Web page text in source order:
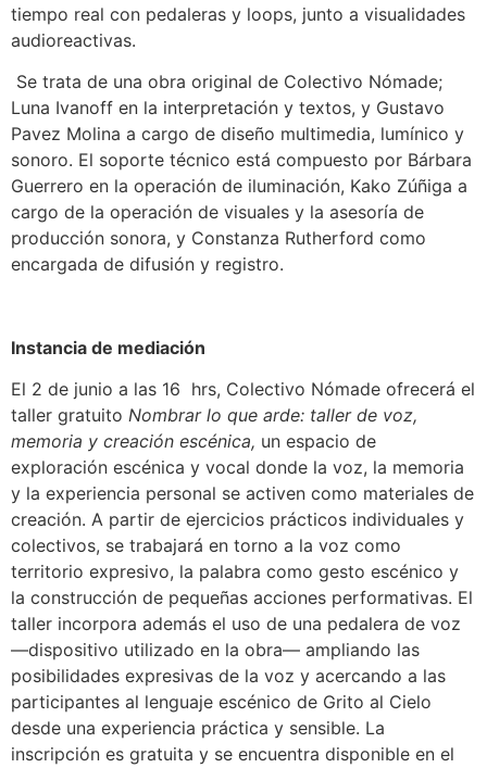
tiempo real con pedaleras y loops, junto a visualidades
audioreactivas.
Se trata de una obra original de Colectivo Nómade;
Luna Ivanoff en la interpretación y textos, y Gustavo
Pavez Molina a cargo de diseño multimedia, lumínico y
sonoro. El soporte técnico está compuesto por Bárbara
Guerrero en la operación de iluminación, Kako Zúñiga a
cargo de la operación de visuales y la asesoría de
producción sonora, y Constanza Rutherford como
encargada de difusión y registro.
Instancia de mediación
El 2 de junio a las 16 hrs, Colectivo Nómade ofrecerá el
taller gratuito Nombrar lo que arde: taller de voz,
memoria y creación escénica, un espacio de
exploración escénica y vocal donde la voz, la memoria
y la experiencia personal se activen como materiales de
creación. A partir de ejercicios prácticos individuales y
colectivos, se trabajará en torno a la voz como
territorio expresivo, la palabra como gesto escénico y
la construcción de pequeñas acciones performativas. El
taller incorpora además el uso de una pedalera de voz
—dispositivo utilizado en la obra— ampliando las
posibilidades expresivas de la voz y acercando a las
participantes al lenguaje escénico de Grito al Cielo
desde una experiencia práctica y sensible. La
inscripción es gratuita y se encuentra disponible en el